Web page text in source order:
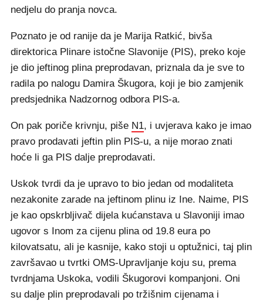
nedjelu do pranja novca.
Poznato je od ranije da je Marija Ratkić, bivša
direktorica Plinare istočne Slavonije (PIS), preko koje
je dio jeftinog plina preprodavan, priznala da je sve to
radila po nalogu Damira Škugora, koji je bio zamjenik
predsjednika Nadzornog odbora PIS-a.
On pak poriče krivnju, piše N1, i uvjerava kako je imao
pravo prodavati jeftin plin PIS-u, a nije morao znati
hoće li ga PIS dalje preprodavati.
Uskok tvrdi da je upravo to bio jedan od modaliteta
nezakonite zarade na jeftinom plinu iz Ine. Naime, PIS
je kao opskrbljivač dijela kućanstava u Slavoniji imao
ugovor s Inom za cijenu plina od 19.8 eura po
kilovatsatu, ali je kasnije, kako stoji u optužnici, taj plin
završavao u tvrtki OMS-Upravljanje koju su, prema
tvrdnjama Uskoka, vodili Škugorovi kompanjoni. Oni
su dalje plin preprodavali po tržišnim cijenama i